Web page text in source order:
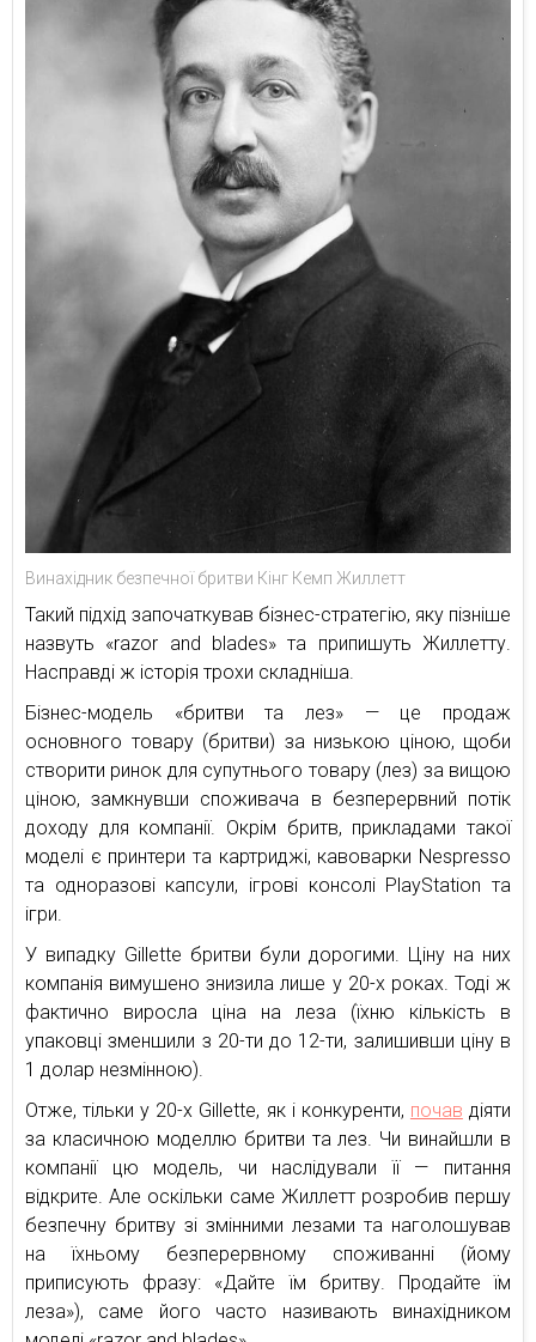
Винахідник безпечної бритви Кінг Кемп Жиллетт
Такий підхід започаткував бізнес-стратегію, яку пізніше
назвуть «razor and blades» та припишуть Жиллетту.
Насправді ж історія трохи складніша.
Бізнес-модель «бритви та лез» — це продаж
основного товару (бритви) за низькою ціною, щоби
створити ринок для супутнього товару (лез) за вищою
ціною, замкнувши споживача в безперервний потік
доходу для компанії. Окрім бритв, прикладами такої
моделі є принтери та картриджі, кавоварки Nespresso
та одноразові капсули, ігрові консолі PlayStation та
ігри.
У випадку Gillette бритви були дорогими. Ціну на них
компанія вимушено знизила лише у 20-х роках. Тоді ж
фактично виросла ціна на леза (їхню кількість в
упаковці зменшили з 20-ти до 12-ти, залишивши ціну в
1 долар незмінною).
Отже, тільки у 20-х Gillette, як і конкуренти, почав діяти
за класичною моделлю бритви та лез. Чи винайшли в
компанії цю модель, чи наслідували її — питання
відкрите. Але оскільки саме Жиллетт розробив першу
безпечну бритву зі змінними лезами та наголошував
на їхньому безперервному споживанні (йому
приписують фразу: «Дайте їм бритву. Продайте їм
леза»), саме його часто називають винахідником